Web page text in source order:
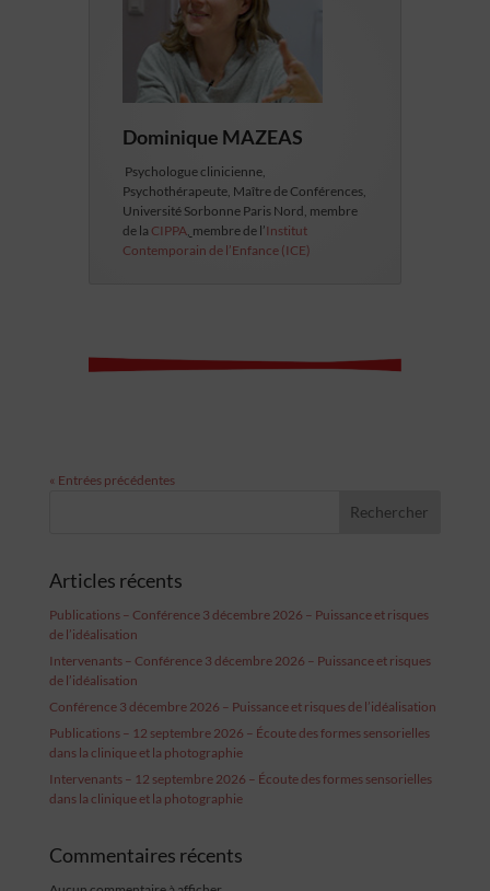
Dominique MAZEAS
Psychologue clinicienne,
Psychothérapeute, Maître de Conférences,
Université Sorbonne Paris Nord, membre
de la CIPPA membre de l’Institut
Contemporain de l’Enfance (ICE)
« Entrées précédentes
Rechercher
Articles récents
Publications – Conférence 3 décembre 2026 – Puissance et risques
de l’idéalisation
Intervenants – Conférence 3 décembre 2026 – Puissance et risques
de l’idéalisation
Conférence 3 décembre 2026 – Puissance et risques de l’idéalisation
Publications – 12 septembre 2026 – Écoute des formes sensorielles
dans la clinique et la photographie
Intervenants – 12 septembre 2026 – Écoute des formes sensorielles
dans la clinique et la photographie
Commentaires récents